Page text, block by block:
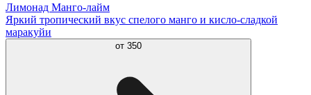
Лимонад Манго-лайм
Яркий тропический вкус спелого манго и кисло-сладкой
маракуйи
от 350